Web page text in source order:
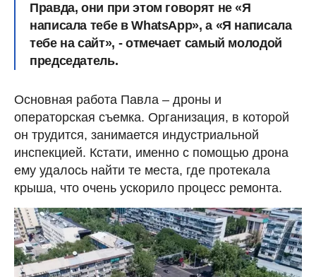
Правда, они при этом говорят не «Я
написала тебе в WhatsApp», а «Я написала
тебе на сайт», - отмечает самый молодой
председатель.
Основная работа Павла – дроны и
операторская съемка. Организация, в которой
он трудится, занимается индустриальной
инспекцией. Кстати, именно с помощью дрона
ему удалось найти те места, где протекала
крыша, что очень ускорило процесс ремонта.